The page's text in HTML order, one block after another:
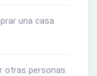
una casa
otras personas